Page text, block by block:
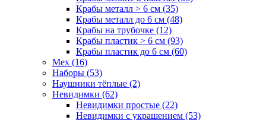
Крабы металл > 6 см (35)
Крабы металл до 6 см (48)
Крабы на трубочке (12)
Крабы пластик > 6 см (93)
Крабы пластик до 6 см (60)
Мех (16)
Наборы (53)
Наушники тёплые (2)
Невидимки (62)
Невидимки простые (22)
Невидимки с украшением (53)